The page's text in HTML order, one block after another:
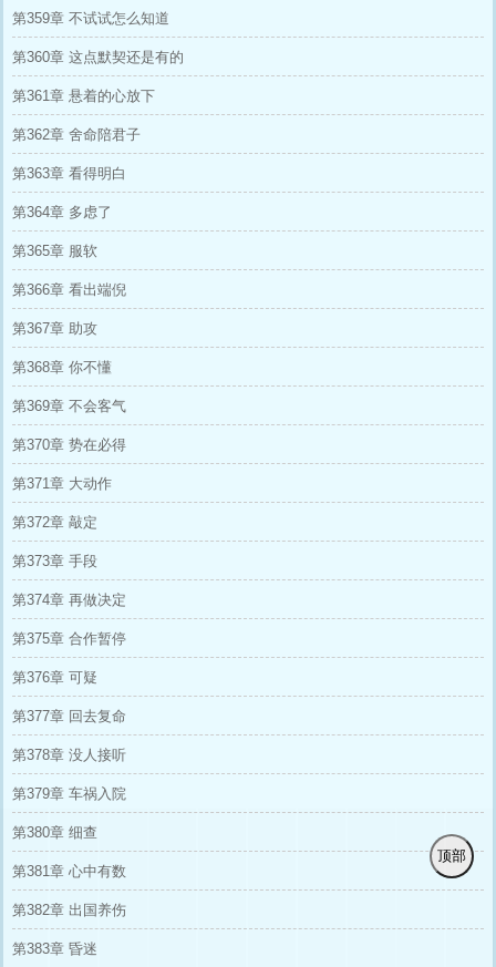
第359章 不试试怎么知道
第360章 这点默契还是有的
第361章 悬着的心放下
第362章 舍命陪君子
第363章 看得明白
第364章 多虑了
第365章 服软
第366章 看出端倪
第367章 助攻
第368章 你不懂
第369章 不会客气
第370章 势在必得
第371章 大动作
第372章 敲定
第373章 手段
第374章 再做决定
第375章 合作暂停
第376章 可疑
第377章 回去复命
第378章 没人接听
第379章 车祸入院
第380章 细查
第381章 心中有数
第382章 出国养伤
第383章 昏迷
顶部